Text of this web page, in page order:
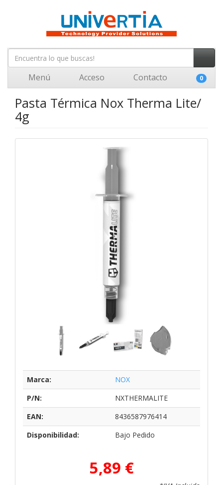
Menú Acceso Contacto 0
Pasta Térmica Nox Therma Lite/
4g
Marca:
NOX
P/N:
NXTHERMALITE
EAN:
8436587976414
Disponibilidad:
Bajo Pedido
5,89 €